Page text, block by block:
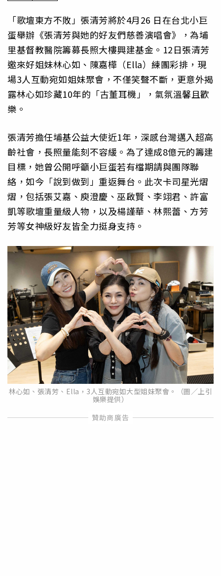
「歌壇東方不敗」張清芳將於4月26 日在台北小巨
蛋舉辦《張清芳與她的好友們慈善演唱會》，為埔
里基督教醫院籌募長照大樓興建基金。12日張清芳
邀來好姐妹林心如、陳嘉樺（Ella）練團彩排，現
場3人互動宛如姐妹聚會，不僅笑聲不斷，更意外揭
露林心如珍藏10年的「古董耳機」，氣氛溫馨且歡
樂。
張清芳擔任埔基公益大使近1年，深感台灣邁入超高
齡社會，長照量能刻不容緩。為了達成8億元的籌建
目標，她曾公開呼籲小巨蛋若有檔期請與團隊聯
絡，如今「說到做到」重返舞台。此次卡司星光熠
熠，包括張艾嘉、庾澄慶、巫啟賢、李翊君、許富
凱等歌壇重量級人物，以及楊謹華、林熙蕾、方芳
芳等女神級好友皆全力挺身支持。
林心如、張清芳、Ella，3人互動宛如大型姐妹聚會。（圖／上引
娛樂提供）